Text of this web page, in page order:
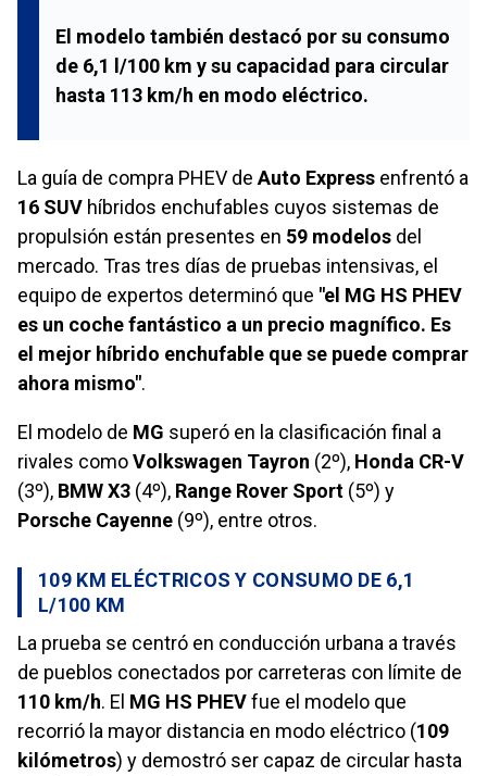
El modelo también destacó por su consumo
de 6,1 l/100 km y su capacidad para circular
hasta 113 km/h en modo eléctrico.
La guía de compra PHEV de Auto Express enfrentó a
16 SUV híbridos enchufables cuyos sistemas de
propulsión están presentes en 59 modelos del
mercado. Tras tres días de pruebas intensivas, el
equipo de expertos determinó que "el MG HS PHEV
es un coche fantástico a un precio magnífico. Es
el mejor híbrido enchufable que se puede comprar
ahora mismo".
El modelo de MG superó en la clasificación final a
rivales comoVolkswagen Tayron (2º), Honda CR-V
(3º), BMW X3 (4º), Range Rover Sport (5º) y
Porsche Cayenne (9º), entre otros.
109 KM ELÉCTRICOS Y CONSUMO DE 6,1
L/100 KM
La prueba se centró en conducción urbana a través
de pueblos conectados por carreteras con límite de
110 km/h. El MG HS PHEVfue el modelo que
recorrió la mayor distancia en modo eléctrico (109
kilómetros) y demostró ser capaz de circular hasta